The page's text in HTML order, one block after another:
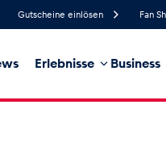
Gutscheine einlösen Fan
Erlebnisse Business